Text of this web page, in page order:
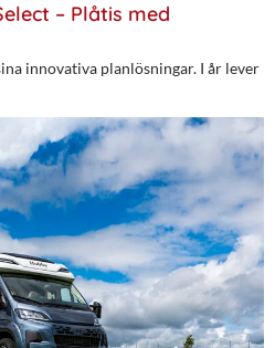
– Plåtis med
innovativa planlösningar. I år lever